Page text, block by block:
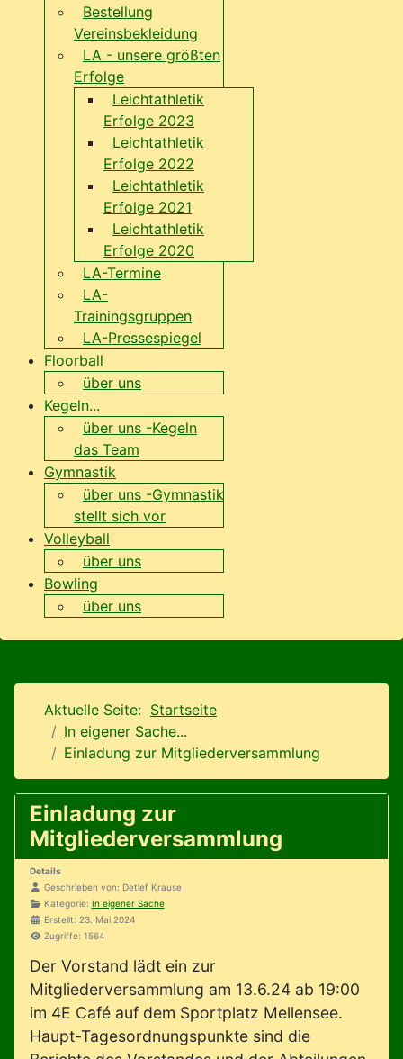
Bestellung
Vereinsbekleidung
LA - unsere größten
Erfolge
Leichtathletik
Erfolge 2023
Leichtathletik
Erfolge 2022
Leichtathletik
Erfolge 2021
Leichtathletik
Erfolge 2020
LA-Termine
LA-
Trainingsgruppen
LA-Pressespiegel
Floorball
über uns
Kegeln...
über uns -Kegeln
das Team
Gymnastik
über uns -Gymnastik
stellt sich vor
Volleyball
über uns
Bowling
über uns
Aktuelle Seite: Startseite
In eigener Sache...
Einladung zur Mitgliederversammlung
Einladung zur
Mitgliederversammlung
Details
Geschrieben von: Detlef Krause
Kategorie: In eigener Sache
Erstellt: 23. Mai 2024
Zugriffe: 1564
Der Vorstand lädt ein zur
Mitgliederversammlung am 13.6.24 ab 19:00
im 4E Café auf dem Sportplatz Mellensee.
Haupt-Tagesordnungspunkte sind die